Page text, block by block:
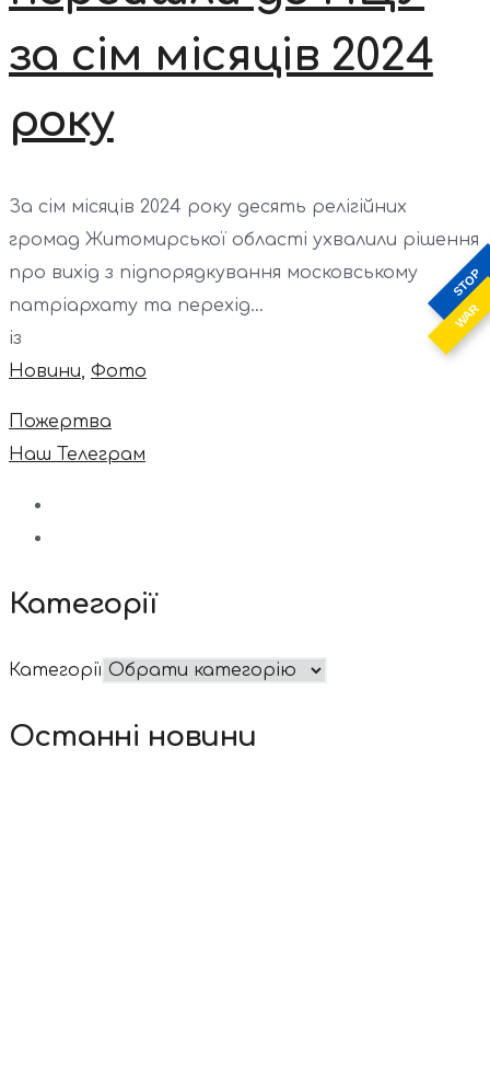
STOP
WAR
за сім місяців 2024
року
За сім місяців 2024 року десять релігійних
громад Житомирської області ухвалили рішення
про вихід з підпорядкування московському
патріархату та перехід...
із
Новини, Фото
Пожертва
Наш Телеграм
Категорії
Категорії
Останні новини